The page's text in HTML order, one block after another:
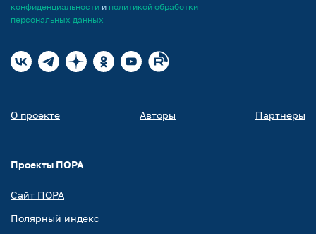
конфиденциальности и политикой обработки
персональных данных
О проекте Авторы Партнеры
Проекты ПОРА
Сайт ПОРА
Полярный индекс